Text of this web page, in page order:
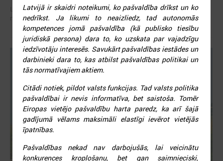
LPS un Labklājības ministrija pārrunā DigiSoc sadarbības līguma
nosacījumus un datu pārvaldību
Latvijā ir skaidri noteikumi, ko pašvaldība drīkst un ko
nedrīkst. Ja likumi to neaizliedz, tad autonomās
kompetences jomā pašvaldība (kā publisko tiesību
juridiskā persona) dara to, ko uzskata par vajadzīgu
iedzīvotāju interesēs. Savukārt pašvaldības iestādes un
darbinieki dara to, kas atbilst pašvaldības politikai un
tās normatīvajiem aktiem.
Citādi notiek, pildot valsts funkcijas. Tad valsts politika
pašvaldībai ir nevis informatīva, bet saistoša. Tomēr
Eiropas vietējo pašvaldību harta paredz, ka arī šajā
gadījumā vēlams maksimāli elastīgi ievērot vietējās
īpatnības.
Pašvaldības nekad nav darbojušās, lai veicinātu
konkurences kropļošanu, bet gan saimnieciski,